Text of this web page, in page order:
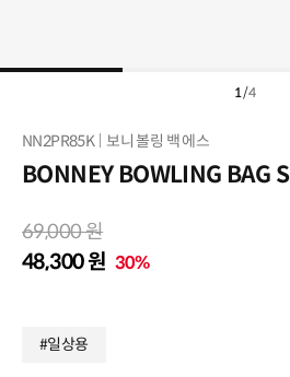
1/4
NN2PR85K 보니 볼링 백 에스
BONNEY BOWLING BAG S
#일상용
69,000 원
48,300 원 30%